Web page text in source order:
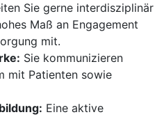
Sie gerne interdisziplinär
Maß an Engagement
mit.
Sie kommunizieren
mit Patienten sowie
Eine aktive